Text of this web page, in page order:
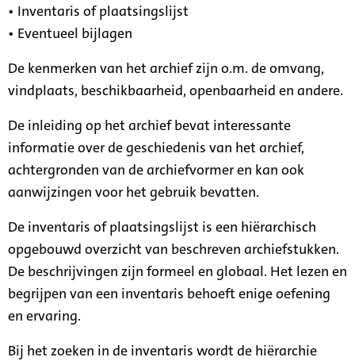
• Inventaris of plaatsingslijst
• Eventueel bijlagen
De kenmerken van het archief zijn o.m. de omvang,
vindplaats, beschikbaarheid, openbaarheid en andere.
De inleiding op het archief bevat interessante
informatie over de geschiedenis van het archief,
achtergronden van de archiefvormer en kan ook
aanwijzingen voor het gebruik bevatten.
De inventaris of plaatsingslijst is een hiërarchisch
opgebouwd overzicht van beschreven archiefstukken.
De beschrijvingen zijn formeel en globaal. Het lezen en
begrijpen van een inventaris behoeft enige oefening
en ervaring.
Bij het zoeken in de inventaris wordt de hiërarchie